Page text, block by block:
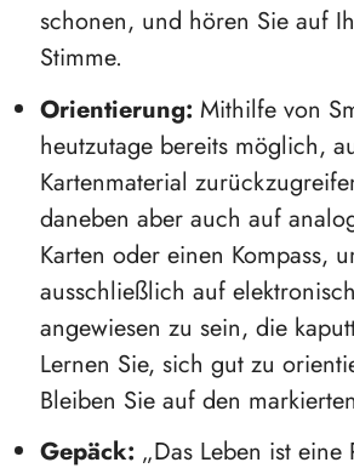
schonen, und hören Sie auf
Stimme.
Orientierung: Mithilfe von
heutzutage bereits möglich,
Kartenmaterial
daneben aber auch auf
Karten oder einen Kompass,
ausschließlich auf
angewiesen zu sein, die
Lernen Sie, sich gut zu
Bleiben Sie auf den
Gepäck: „Das Leben ist